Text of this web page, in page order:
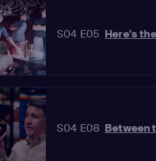
S04 E05 Here's
S04 E08 Between